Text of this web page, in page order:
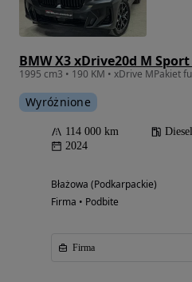
BMW X3 xDrive20d M
Wyróżnione
114 000 km Diesel
2024
Błażowa (Podkarpackie)
Firma • Podbite
Firma